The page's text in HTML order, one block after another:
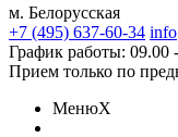
м. Белорусская
+7 (495) 637-60-34
График работы: 09.00
Прием только по
МенюX